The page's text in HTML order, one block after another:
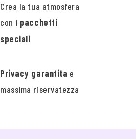
Crea la tua atmosfera
con i pacchetti
speciali
Privacy garantita e
massima riservatezza